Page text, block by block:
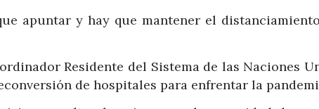
apuntar y hay que mantener el
Residente del Sistema de las Naciones
de hospitales para enfrentar la